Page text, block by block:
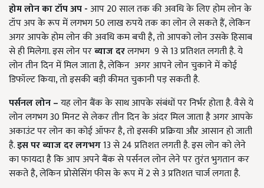
होम लोन का टॉप अप- आप 20 साल तक की अवधि के लिए होम लोन के
टॉप अप के रूप में लगभग 50 लाख रुपये तक का लोन ले सकते हैं, लेकिन
अगर आपके होम लोन की अवधि कम बची है, तो आपको लोन उसके हिसाब
से ही मिलेगा. इस लोन परब्याज दरलगभग 9 से 13 प्रतिशत लगती है. ये
लोन तीन दिन में मिल जाता है, लेकिन अगर आपने लोन चुकाने में कोई
डिफॉल्ट किया, तो इसकी बड़ी कीमत चुकानी पड़ सकती है.
पर्सनल लोन–यह लोन बैंक के साथ आपके संबंधों पर निर्भर होता है. वैसे ये
लोन लगभग 30 मिनट से लेकर तीन दिन के अंदर मिल जाता है अगर आपके
अकाउंट पर लोन का कोई ऑफर है, तो इसकी प्रक्रिया औऱ आसान हो जाती
है.इस पर ब्याज दर लगभग13 से 24 प्रतिशत लगती है. इस लोन को लेने
का फायदा है कि आप अपने बैंक से पर्सनल लोन लेने पर तुरंत भुगतान कर
सकते है, लेकिन प्रोसेसिंग फीस के रूप में 2 से 3 प्रतिशत चार्ज लगता है.